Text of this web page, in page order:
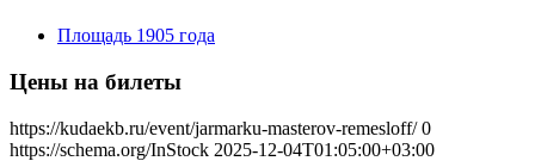
Площадь 1905 года
Цены на билеты
https://kudaekb.ru/event/jarmarku-masterov-remesloff/ 0
https://schema.org/InStock 2025-12-04T01:05:00+03:00